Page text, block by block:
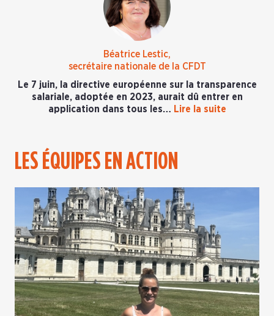
Béatrice Lestic,
secrétaire nationale de la CFDT
Le 7 juin, la directive européenne sur la transparence
salariale, adoptée en 2023, aurait dû entrer en
application dans tous les… Lire la suite
LES ÉQUIPES EN ACTION